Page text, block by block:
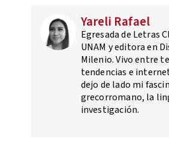
Yareli Rafael
Egresada de Letras
UNAM y editora en
Milenio. Vivo entre
tendencias e
dejo de lado mi
grecorromano, la
investigación.